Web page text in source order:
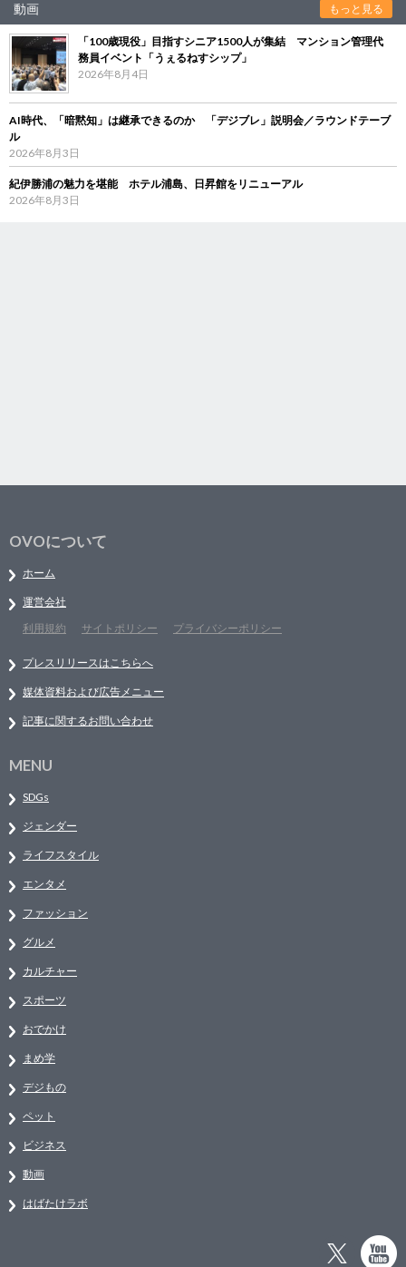
動画 もっと見る
「100歳現役」目指すシニア1500人が集結 マンション管理代
務員イベント「うぇるねすシップ」
2026年8月4日
AI時代、「暗黙知」は継承できるのか 「デジブレ」説明会／ラウンドテーブ
ル
2026年8月3日
紀伊勝浦の魅力を堪能 ホテル浦島、日昇館をリニューアル
2026年8月3日
OVOについて
ホーム
運営会社
利用規約
サイトポリシー プライバシーポリシー
プレスリリースはこちらへ
媒体資料および広告メニュー
記事に関するお問い合わせ
MENU
SDGs
ジェンダー
ライフスタイル
エンタメ
ファッション
グルメ
カルチャー
スポーツ
おでかけ
まめ学
デジもの
ペット
ビジネス
動画
はばたけラボ